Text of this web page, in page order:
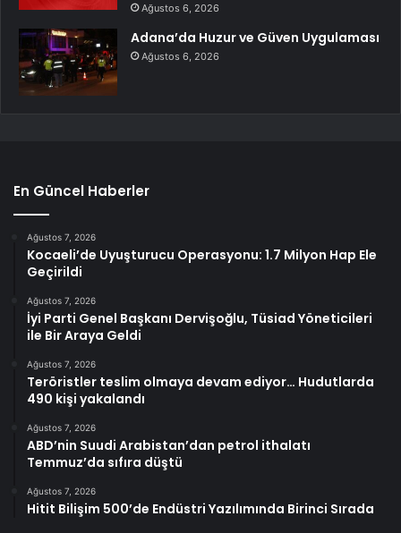
Ağustos 6, 2026
Adana’da Huzur ve Güven Uygulaması
Ağustos 6, 2026
En Güncel Haberler
Ağustos 7, 2026
Kocaeli’de Uyuşturucu Operasyonu: 1.7 Milyon Hap Ele
Geçirildi
Ağustos 7, 2026
İyi Parti Genel Başkanı Dervişoğlu, Tüsiad Yöneticileri
ile Bir Araya Geldi
Ağustos 7, 2026
Teröristler teslim olmaya devam ediyor… Hudutlarda
490 kişi yakalandı
Ağustos 7, 2026
ABD’nin Suudi Arabistan’dan petrol ithalatı
Temmuz’da sıfıra düştü
Ağustos 7, 2026
Hitit Bilişim 500’de Endüstri Yazılımında Birinci Sırada